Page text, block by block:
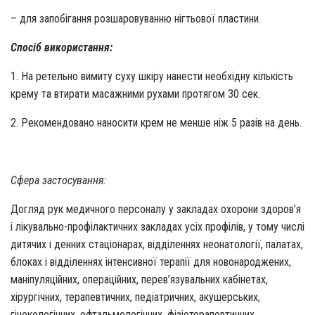
– для запобігання розшаровуванню нігтьової пластини.
Спосіб використання:
1. На ретельно вимиту суху шкіру нанести необхідну кількість
крему та втирати масажними рухами протягом 30 сек.
2. Рекомендовано наносити крем не менше ніж 5 разів на день.
Сфера застосування:
Догляд рук медичного персоналу у закладах охорони здоров’я
і лікувально-профілактичних закладах усіх профілів, у тому числі
дитячих і денних стаціонарах, відділеннях неонатології, палатах,
блоках і відділеннях інтенсивної терапії для новонароджених,
маніпуляційних, операційних, перев’язувальних кабінетах,
хірургічних, терапевтичних, педіатричних, акушерських,